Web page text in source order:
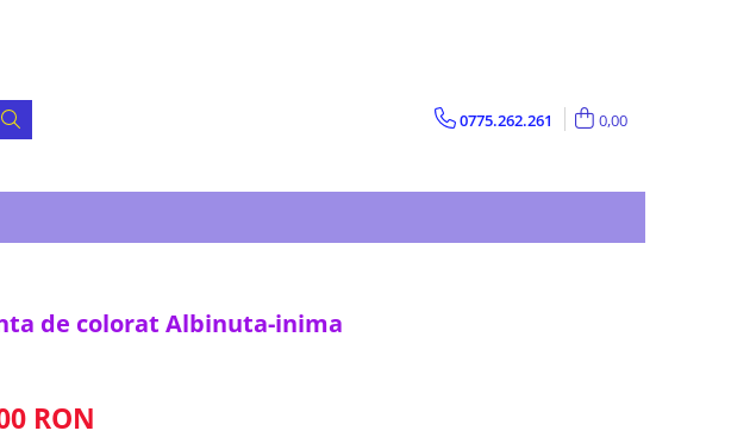
0775.262.261 0,00
de colorat Albinuta-inima
RON